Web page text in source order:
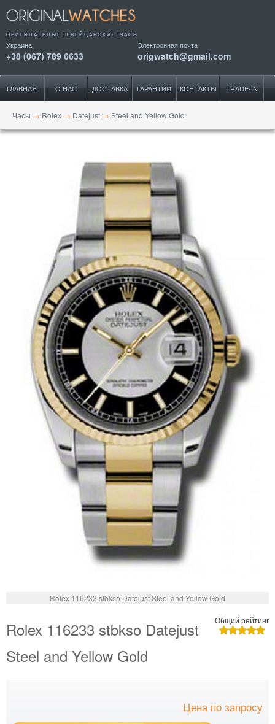
ОРИГИНАЛЬНЫЕ ШВЕЙЦАРСКИЕ ЧАСЫ
Украина
+38 (067) 789 6633
Электронная почта
origwatch@gmail.com
ГЛАВНАЯ О НАС ДОСТАВКА ГАРАНТИИ КОНТАКТЫ TRADE-IN
Часы → Rolex → Datejust → Steel and Yellow Gold
Rolex 116233 stbkso Datejust Steel and Yellow Gold
Общий рейтинг
Rolex 116233 stbkso Datejust
Steel and Yellow Gold
Цена по запросу